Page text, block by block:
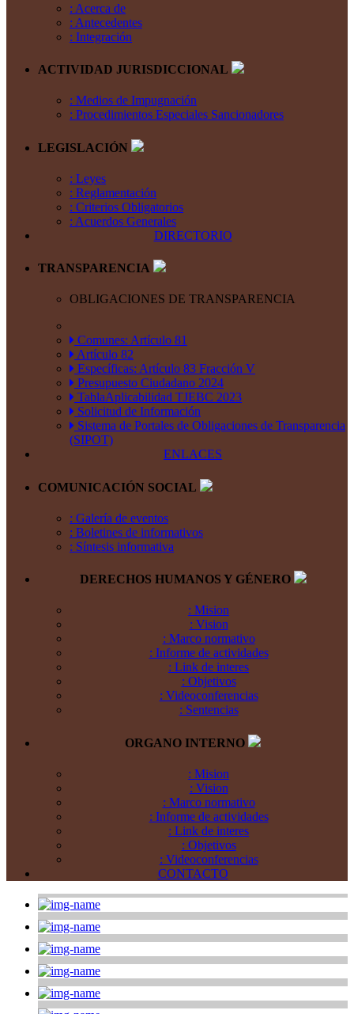
: Acerca de
: Antecedentes
: Integración
ACTIVIDAD JURISDICCIONAL
: Medios de Impugnación
: Procedimientos Especiales Sancionadores
LEGISLACIÓN
: Leyes
: Reglamentación
: Criterios Obligatorios
: Acuerdos Generales
DIRECTORIO
TRANSPARENCIA
OBLIGACIONES DE TRANSPARENCIA
Comunes: Artículo 81
Artículo 82
Específicas: Artículo 83 Fracción V
Presupuesto Ciudadano 2024
TablaAplicabilidad TJEBC 2023
Solicitud de Información
Sistema de Portales de Obligaciones de Transparencia
(SIPOT)
ENLACES
COMUNICACIÓN SOCIAL
: Galería de eventos
: Boletines de informativos
: Síntesis informativa
DERECHOS HUMANOS Y GÉNERO
: Mision
: Vision
: Marco normativo
: Informe de actividades
: Link de interes
: Objetivos
: Videoconferencias
: Sentencias
ORGANO INTERNO
: Mision
: Vision
: Marco normativo
: Informe de actividades
: Link de interes
: Objetivos
: Videoconferencias
CONTACTO